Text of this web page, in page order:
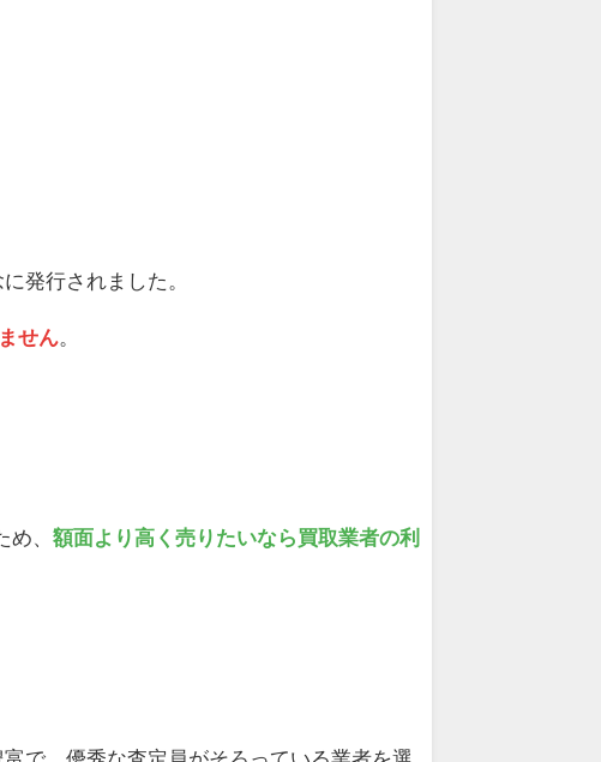
発行されました。
せん。
、 額面より高く売りたいなら買取業者の利